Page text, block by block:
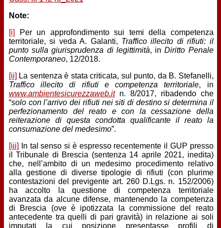
Note:
[i]
Per un approfondimento sui temi della competenza
territoriale, si veda A. Galanti, Traffico illecito di rifiuti: il
punto sulla giurisprudenza di legittimità, inDiritto Penale
Contemporaneo, 12/2018.
[ii] La sentenza è stata criticata, sul punto, da B. Stefanelli,
Traffico illecito di rifiuti e competenza territoriale, in
www.ambientesicurezzaweb.itn. 8/2017, ribadendo che
“solo con l’arrivo dei rifiuti nei siti di destino si determina il
perfezionamento del reato e con la cessazione della
reiterazione di questa condotta qualificante il reato la
consumazione del medesimo”.
[iii]
In tal senso si è espresso recentemente il GUP presso
il Tribunale di Brescia (sentenza 14 aprile 2021, inedita)
che, nell’ambito di un medesimo procedimento relativo
alla gestione di diverse tipologie di rifiuti (con plurime
contestazioni del previgente art. 260 D.Lgs. n. 152/2006)
ha accolto la questione di competenza territoriale
avanzata da alcune difense, mantenendo la competenza
di Brescia (ove è ipotizzata la commissione del reato
antecedente tra quelli di pari gravità) in relazione ai soli
imputati la cui posizione presentasse profili di